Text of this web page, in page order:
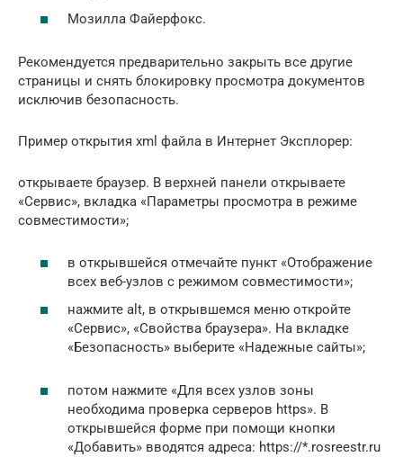
Мозилла Файерфокс.
Рекомендуется предварительно закрыть все другие
страницы и снять блокировку просмотра документов
исключив безопасность.
Пример открытия xml файла в Интернет Эксплорер:
открываете браузер. В верхней панели открываете
«Сервис», вкладка «Параметры просмотра в режиме
совместимости»;
в открывшейся отмечайте пункт «Отображение
всех веб-узлов с режимом совместимости»;
нажмите alt, в открывшемся меню откройте
«Сервис», «Свойства браузера». На вкладке
«Безопасность» выберите «Надежные сайты»;
потом нажмите «Для всех узлов зоны
необходима проверка серверов https». В
открывшейся форме при помощи кнопки
«Добавить» вводятся адреса: https://*.rosreestr.ru